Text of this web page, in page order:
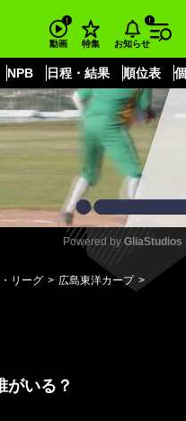
動画 特集 お知らせ
NPB 日程・結果 順位表
もっと見る
Mute
Powered by GliaStudios
リーグ
広島東洋カープ
がいる？